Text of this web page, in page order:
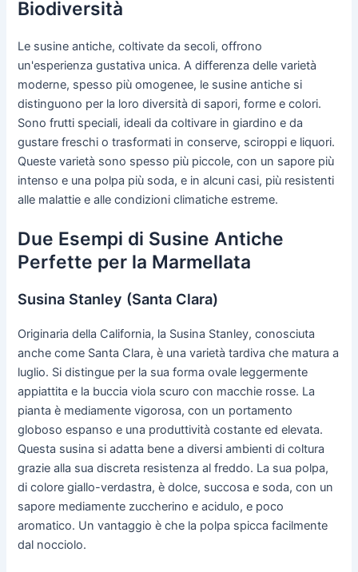
Biodiversità
Le susine antiche, coltivate da secoli, offrono
un'esperienza gustativa unica. A differenza delle varietà
moderne, spesso più omogenee, le susine antiche si
distinguono per la loro diversità di sapori, forme e colori.
Sono frutti speciali, ideali da coltivare in giardino e da
gustare freschi o trasformati in conserve, sciroppi e liquori.
Queste varietà sono spesso più piccole, con un sapore più
intenso e una polpa più soda, e in alcuni casi, più resistenti
alle malattie e alle condizioni climatiche estreme.
Due Esempi di Susine Antiche
Perfette per la Marmellata
Susina Stanley (Santa Clara)
Originaria della California, la Susina Stanley, conosciuta
anche come Santa Clara, è una varietà tardiva che matura a
luglio. Si distingue per la sua forma ovale leggermente
appiattita e la buccia viola scuro con macchie rosse. La
pianta è mediamente vigorosa, con un portamento
globoso espanso e una produttività costante ed elevata.
Questa susina si adatta bene a diversi ambienti di coltura
grazie alla sua discreta resistenza al freddo. La sua polpa,
di colore giallo-verdastra, è dolce, succosa e soda, con un
sapore mediamente zuccherino e acidulo, e poco
aromatico. Un vantaggio è che la polpa spicca facilmente
dal nocciolo.